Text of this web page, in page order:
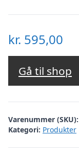
kr. 595,00
Gå til shop
Varenummer (SKU):
Kategori: Produkter